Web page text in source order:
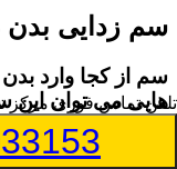
سم زدایی بدن
سم از کجا وارد
هایی می توان این
بطور کلی سم موجود
تلفن تماس فوریمرکز